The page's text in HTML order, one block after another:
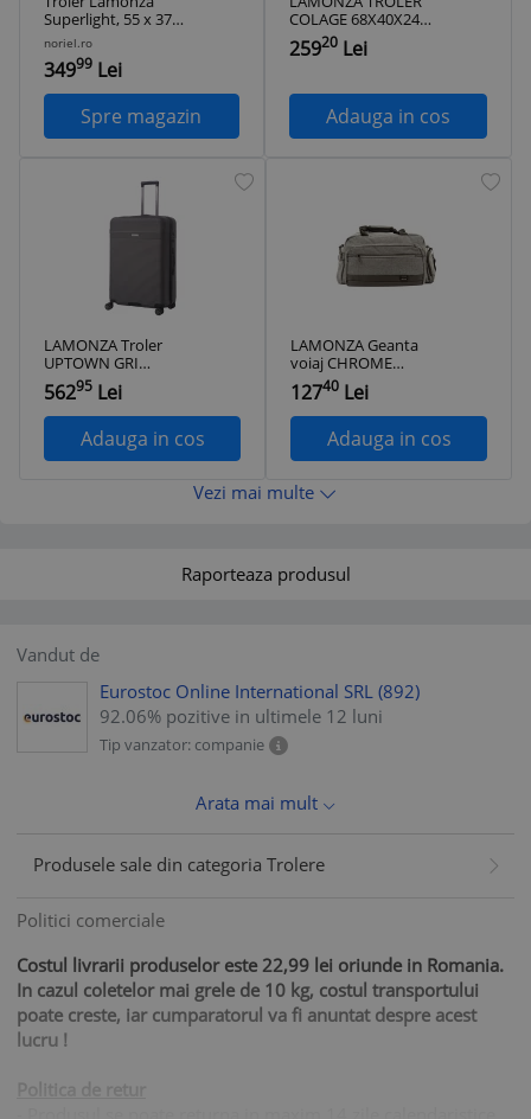
Superlight, 55 x 37 x
22 cm, Gri inchis
noriel.ro
34999 Lei
Spre magazin
COLAGE 68X40X24
CM PRINT
ProVoyage Vacation
25920Lei
Adauga in cos
LAMONZA Troler
UPTOWN GRI
78X53X30 CM
ProVoyage Vacation
56295 Lei
Adauga in cos
LAMONZA Geanta
voiaj CHROME
44X18X26 CM
ProVoyage Vacation
12740 Lei
Adauga in cos
Vezi mai multe
Raporteaza produsul
Vandut de
Eurostoc Online International SRL (892)
92.06% pozitive in ultimele 12 luni
Tip vanzator: companie
Arata mai mult
Produsele sale din categoria Trolere
Politici comerciale
Costul livrarii produselor este 22,99 lei oriunde in Romania.
In cazul coletelor mai grele de 10 kg, costul transportului
poate creste, iar cumparatorul va fi anuntat despre acest
lucru !
Politica de retur